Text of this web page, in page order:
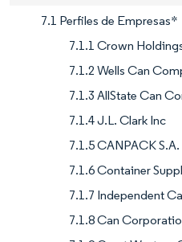
7.1 Perfiles de Empresas*
7.1.1 Crown
7.1.2 Wells Can
7.1.3 AllState Can
7.1.4 J.L. Clark Inc
7.1.5 CANPACK
7.1.6 Container
7.1.7 Independent
7.1.8 Can